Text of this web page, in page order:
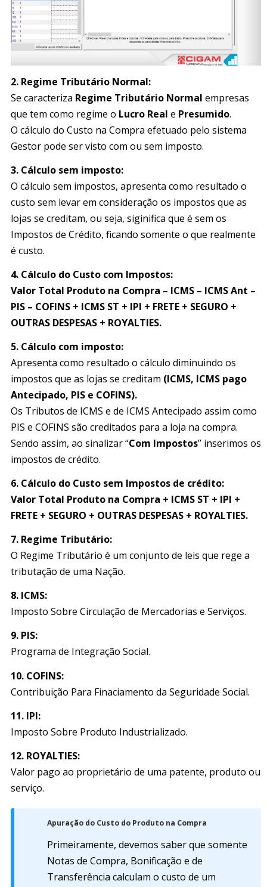
2. Regime Tributário Normal:
Se caracteriza Regime Tributário Normal empresas
que tem como regime o Lucro Real e Presumido.
O cálculo do Custo na Compra efetuado pelo sistema
Gestor pode ser visto com ou sem imposto.
3. Cálculo sem imposto:
O cálculo sem impostos, apresenta como resultado o
custo sem levar em consideração os impostos que as
lojas se creditam, ou seja, siginifica que é sem os
Impostos de Crédito, ficando somente o que realmente
é custo.
4. Cálculo do Custo com Impostos:
Valor Total Produto na Compra – ICMS – ICMS Ant –
PIS – COFINS + ICMS ST + IPI + FRETE + SEGURO +
OUTRAS DESPESAS + ROYALTIES.
5. Cálculo com imposto:
Apresenta como resultado o cálculo diminuindo os
impostos que as lojas se creditam (ICMS, ICMS pago
Antecipado, PIS e COFINS).
Os Tributos de ICMS e de ICMS Antecipado assim como
PIS e COFINS são creditados para a loja na compra.
Sendo assim, ao sinalizar “Com Impostos” inserimos os
impostos de crédito.
6. Cálculo do Custo sem Impostos de crédito:
Valor Total Produto na Compra + ICMS ST + IPI +
FRETE + SEGURO + OUTRAS DESPESAS + ROYALTIES.
7. Regime Tributário:
O Regime Tributário é um conjunto de leis que rege a
tributação de uma Nação.
8. ICMS:
Imposto Sobre Circulação de Mercadorias e Serviços.
9. PIS:
Programa de Integração Social.
10. COFINS:
Contribuição Para Finaciamento da Seguridade Social.
11. IPI:
Imposto Sobre Produto Industrializado.
12. ROYALTIES:
Valor pago ao proprietário de uma patente, produto ou
serviço.
Apuração do Custo do Produto na Compra
Primeiramente, devemos saber que somente
Notas de Compra, Bonificação e de
Transferência calculam o custo de um